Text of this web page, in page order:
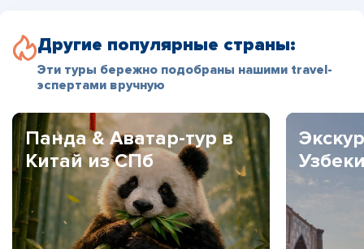
Другие популярные страны:
Эти туры бережно подобраны нашими travel-
эспертами вручную
Панда & Аватар-тур в
Китай из СПб